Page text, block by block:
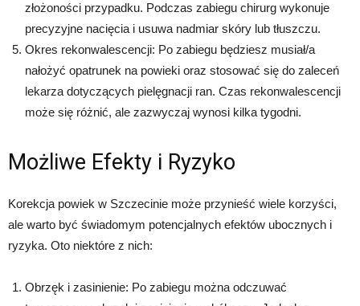
złożoności przypadku. Podczas zabiegu chirurg wykonuje
precyzyjne nacięcia i usuwa nadmiar skóry lub tłuszczu.
Okres rekonwalescencji: Po zabiegu będziesz musiał/a
nałożyć opatrunek na powieki oraz stosować się do zaleceń
lekarza dotyczących pielęgnacji ran. Czas rekonwalescencji
może się różnić, ale zazwyczaj wynosi kilka tygodni.
Możliwe Efekty i Ryzyko
Korekcja powiek w Szczecinie może przynieść wiele korzyści,
ale warto być świadomym potencjalnych efektów ubocznych i
ryzyka. Oto niektóre z nich:
Obrzęk i zasinienie: Po zabiegu można odczuwać